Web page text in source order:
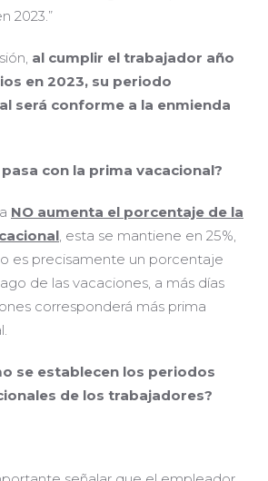
2023.”
al cumplir el trabajador año
en 2023, su periodo
será conforme a la enmienda
pasa con la prima vacacional?
NO aumenta el porcentaje de la
, esta se mantiene en 25%,
es precisamente un porcentaje
de las vacaciones, a más días
corresponderá más prima
se establecen los periodos
de los trabajadores?